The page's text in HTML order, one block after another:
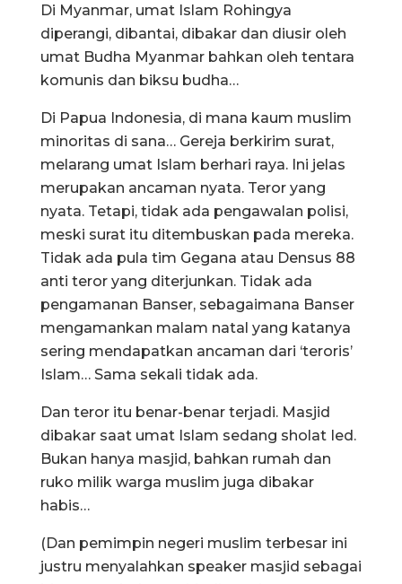
Di Myanmar, umat Islam Rohingya
diperangi, dibantai, dibakar dan diusir oleh
umat Budha Myanmar bahkan oleh tentara
komunis dan biksu budha…
Di Papua Indonesia, di mana kaum muslim
minoritas di sana… Gereja berkirim surat,
melarang umat Islam berhari raya. Ini jelas
merupakan ancaman nyata. Teror yang
nyata. Tetapi, tidak ada pengawalan polisi,
meski surat itu ditembuskan pada mereka.
Tidak ada pula tim Gegana atau Densus 88
anti teror yang diterjunkan. Tidak ada
pengamanan Banser, sebagaimana Banser
mengamankan malam natal yang katanya
sering mendapatkan ancaman dari ‘teroris’
Islam… Sama sekali tidak ada.
Dan teror itu benar-benar terjadi. Masjid
dibakar saat umat Islam sedang sholat Ied.
Bukan hanya masjid, bahkan rumah dan
ruko milik warga muslim juga dibakar
habis…
(Dan pemimpin negeri muslim terbesar ini
justru menyalahkan speaker masjid sebagai